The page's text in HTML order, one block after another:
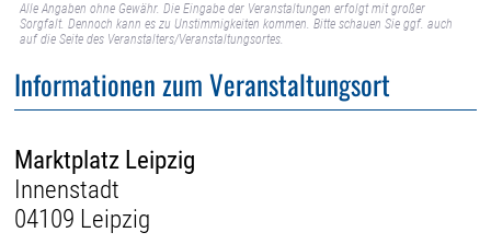
Alle Angaben ohne Gewähr. Die Eingabe der Veranstaltungen erfolgt mit großer
Sorgfalt. Dennoch kann es zu Unstimmigkeiten kommen. Bitte schauen Sie ggf. auch
auf die Seite des Veranstalters/Veranstaltungsortes.
Informationen zum Veranstaltungsort
Marktplatz Leipzig
Innenstadt
04109 Leipzig